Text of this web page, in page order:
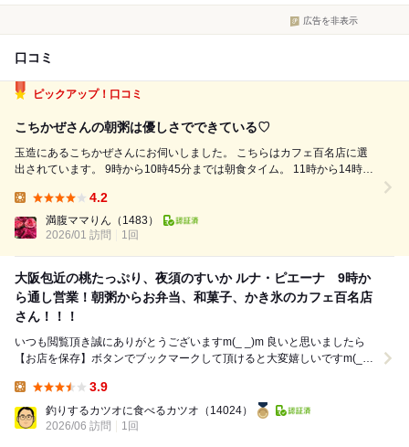
広告を非表示
口コミ
ピックアップ！口コミ
こちかぜさんの朝粥は優しさでできている♡
玉造にあるこちかぜさんにお伺いしました。 こちらはカフェ百名店に選
出されています。 9時から10時45分までは朝食タイム。 11時から14時ま
4.2
満腹ママりん （1483）
2026/01 訪問
1回
大阪包近の桃たっぷり、夜須のすいか ルナ・ピエーナ 9時か
ら通し営業！朝粥からお弁当、和菓子、かき氷のカフェ百名店
さん！！！
いつも閲覧頂き誠にありがとうございますm(_ _)m 良いと思いましたら
【お店を保存】ボタンでブックマークして頂けると大変嬉しいですm(_
3.9
釣りするカツオに食べるカツオ （14024）
2026/06 訪問
1回